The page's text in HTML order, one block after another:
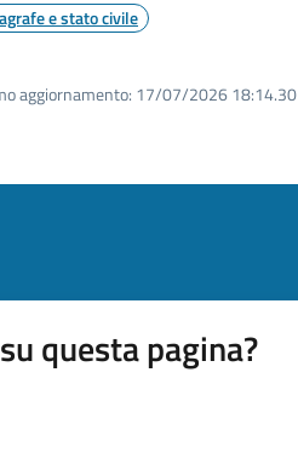
e stato civile
aggiornamento: 17/07/2026 18:14.30
questa pagina?